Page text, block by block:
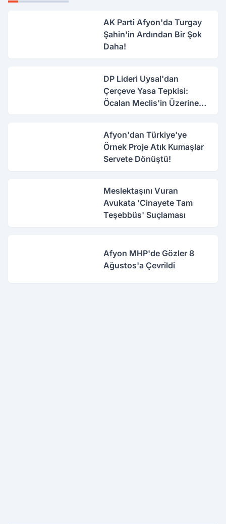
AK Parti Afyon'da Turgay
Şahin'in Ardından Bir Şok
Daha!
DP Lideri Uysal'dan
Çerçeve Yasa Tepkisi:
Öcalan Meclis'in Üzerine
Afyon'dan Türkiye'ye
Örnek Proje Atık Kumaşlar
Servete Dönüştü!
Meslektaşını Vuran
Avukata 'Cinayete Tam
Teşebbüs' Suçlaması
Afyon MHP'de Gözler 8
Ağustos'a Çevrildi